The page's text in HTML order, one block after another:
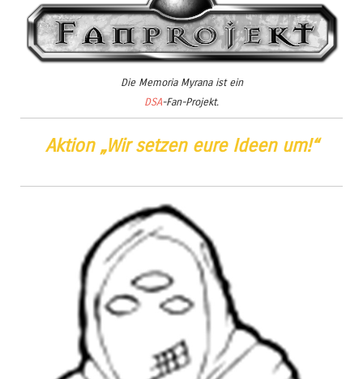
Die Memoria Myranaist ein
DSA-Fan-Projekt.
Aktion „Wir setzen eure Ideen um!“